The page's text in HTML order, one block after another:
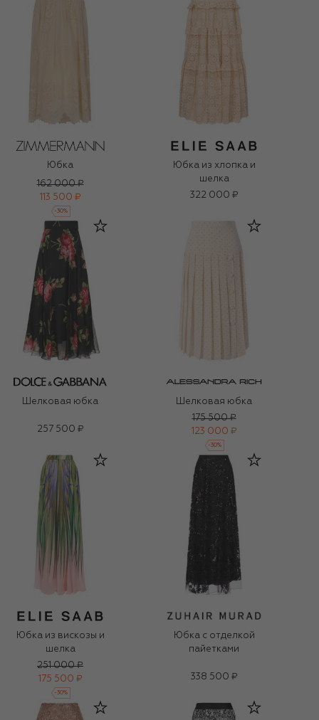
Юбка
162 000 ₽
113 500 ₽
-30%
Юбка из хлопка и
шелка
322 000 ₽
Шелковая юбка
257 500 ₽
Шелковая юбка
175 500 ₽
123 000 ₽
-30%
Юбка из вискозы и
шелка
251 000 ₽
175 500 ₽
-30%
Юбка с отделкой
пайетками
338 500 ₽